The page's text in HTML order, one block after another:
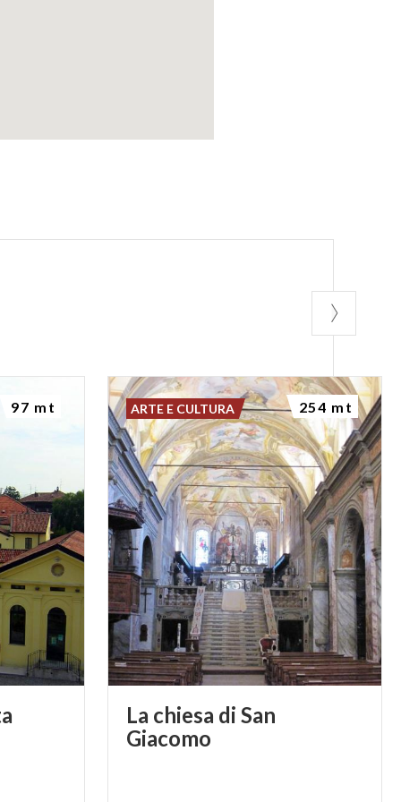
dei
97 mt
La chiesa di San
Giacomo
ARTE E CULTURA 254 mt